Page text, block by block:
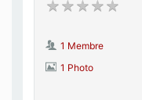
1 Membre
1 Photo